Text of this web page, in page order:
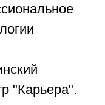
"Карьера".